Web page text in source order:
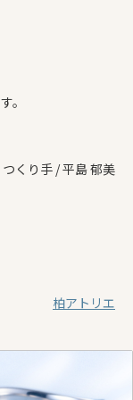
。
つくり手 / 平島 郁美
柏アトリエ